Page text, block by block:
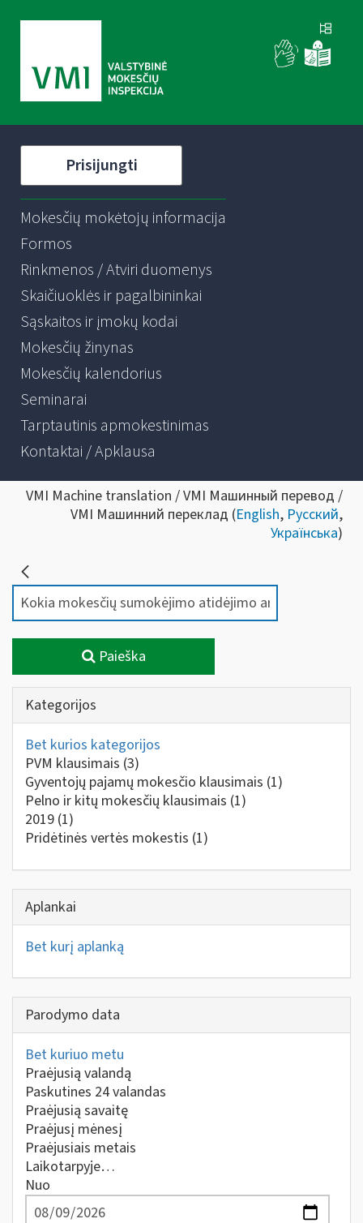
Prisijungti
Mokesčių mokėtojų informacija
Formos
Rinkmenos / Atviri duomenys
Skaičiuoklės ir pagalbininkai
Sąskaitos ir įmokų kodai
Mokesčių žinynas
Mokesčių kalendorius
Seminarai
Tarptautinis apmokestinimas
Kontaktai / Apklausa
VMI Machine translation / VMI Машинный перевод /
VMI Машинний переклад (English, Русский,
Українська)
Paieška
Kategorijos
Bet kurios kategorijos
PVM klausimais (3)
Gyventojų pajamų mokesčio klausimais (1)
Pelno ir kitų mokesčių klausimais (1)
2019 (1)
Pridėtinės vertės mokestis (1)
Aplankai
Bet kurį aplanką
Parodymo data
Bet kuriuo metu
Praėjusią valandą
Paskutines 24 valandas
Praėjusią savaitę
Praėjusį mėnesį
Praėjusiais metais
Laikotarpyje…
Nuo